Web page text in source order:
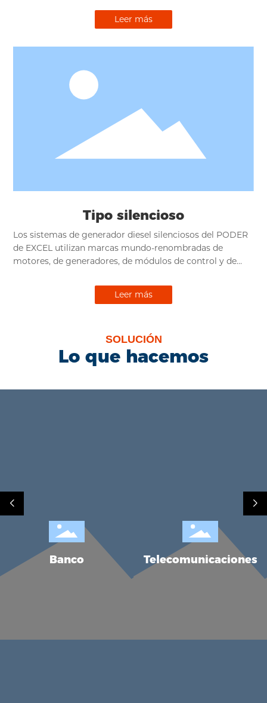
un diseño eléctrico seguro, un diseño estructural
resistente, un excelente diseño industrial, combinado con
Leer más
Tipo silencioso
Los sistemas de generador diesel silenciosos del PODER
de EXCEL utilizan marcas mundo-renombradas de
motores, de generadores, de módulos de control y de
estructural rugoso, diseño industrial excelente, reducción
del nivel de ruidos avanzada, más normalización y
Leer más
SOLUCIÓN
Lo que hacemos
Telecomunicaciones Campo de